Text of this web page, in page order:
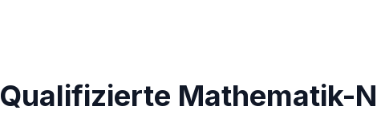
Qualifizierte Mathematik-